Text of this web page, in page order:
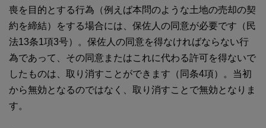
喪を目的とする行為（例えば本問のような土地の売却の契
約を締結）をする場合には、保佐人の同意が必要です（民
法13条1項3号）。保佐人の同意を得なければならない行
為であって、その同意またはこれに代わる許可を得ないで
したものは、取り消すことができます（同条4項）。当初
から無効となるのではなく、取り消すことで無効となりま
す。